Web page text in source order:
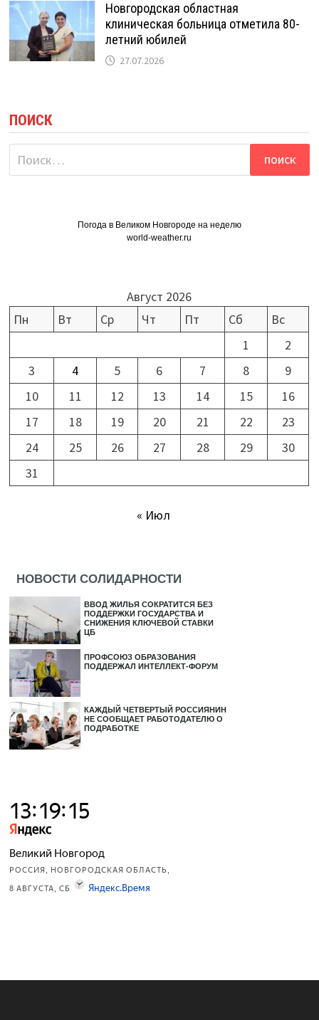
Новгородская областная
клиническая больница отметила 80-
летний юбилей
27.07.2026
ПОИСК
Найти:
Погода в Великом Новгороде на неделю
world-weather.ru
Август 2026
Пн
Вт Ср Чт Пт Сб
Вс
1
2
3
4 5 6 7 8
9
10
11 12 13 14 15
16
17
18 19 20 21 22
23
24
25 26 27 28 29
30
31
« Июл
НОВОСТИ СОЛИДАРНОСТИ
ВВОД ЖИЛЬЯ СОКРАТИТСЯ БЕЗ
ПОДДЕРЖКИ ГОСУДАРСТВА И
СНИЖЕНИЯ КЛЮЧЕВОЙ СТАВКИ
ЦБ
ПРОФСОЮЗ ОБРАЗОВАНИЯ
ПОДДЕРЖАЛ ИНТЕЛЛЕКТ-ФОРУМ
КАЖДЫЙ ЧЕТВЕРТЫЙ РОССИЯНИН
НЕ СООБЩАЕТ РАБОТОДАТЕЛЮ О
ПОДРАБОТКЕ